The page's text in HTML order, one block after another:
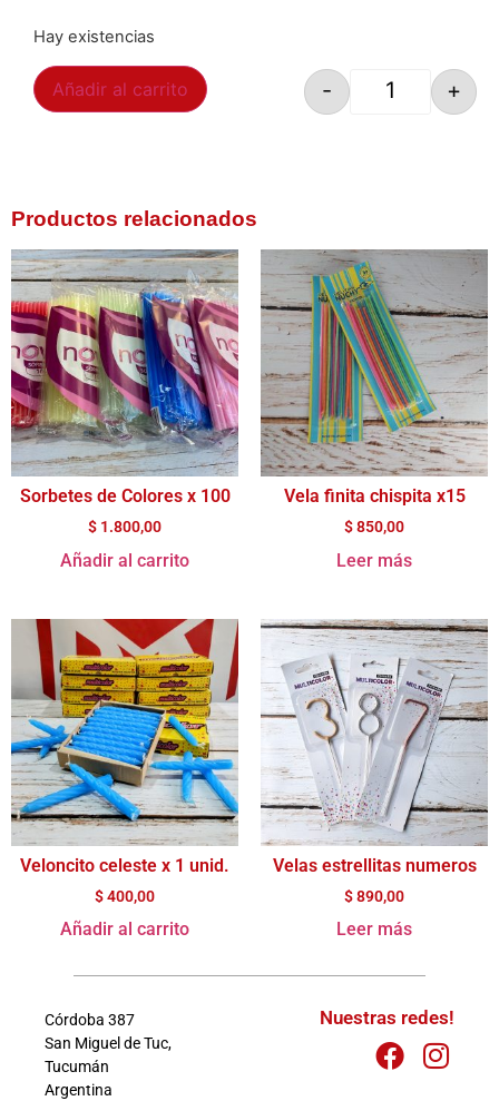
Hay existencias
- +
Añadir al carrito
Productos relacionados
Sorbetes de Colores x 100
$ 1.800,00
Añadir al carrito
Vela finita chispita x15
$850,00
Leer más
Veloncito celeste x 1 unid.
$400,00
Añadir al carrito
Velas estrellitas numeros
$890,00
Leer más
Córdoba 387
San Miguel de Tuc,
Tucumán
Argentina
Nuestras redes!